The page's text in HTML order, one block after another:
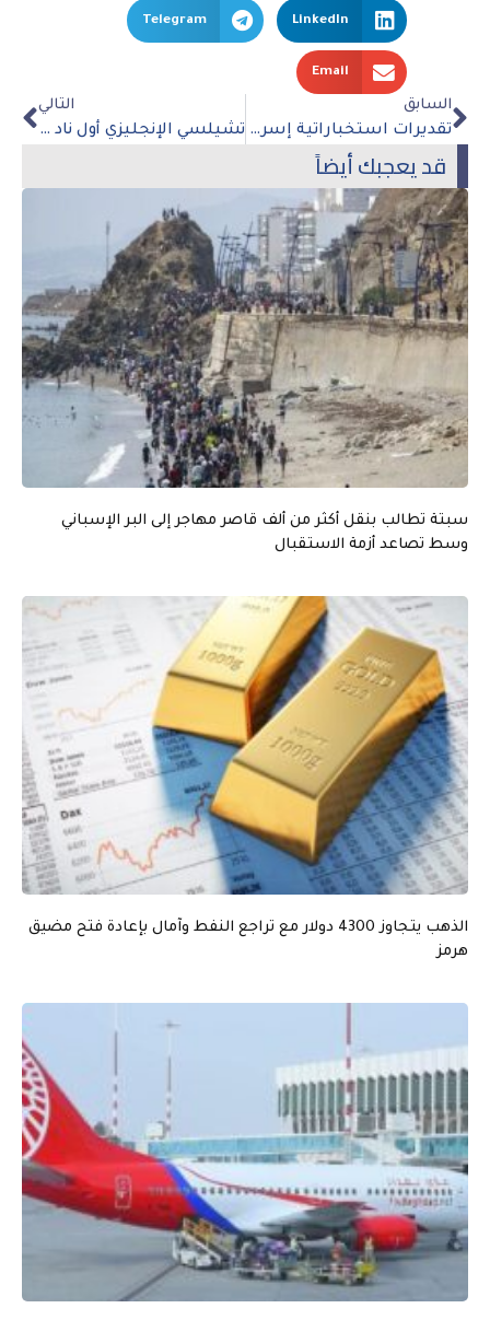
LinkedIn
Telegram
Email
السابق
تقديرات استخباراتية إسرائيلية: شهر رمضان سيكون الأكثر تفجرًا مع الفلسطينيين
التالي
تشيلسي الإنجليزي أول ناد في الدوري الإنجليزي يستضيف إفطارا مفتوحا
قد يعجبك أيضاً
سبتة تطالب بنقل أكثر من ألف قاصر مهاجر إلى البر الإسباني
وسط تصاعد أزمة الاستقبال
الذهب يتجاوز 4300 دولار مع تراجع النفط وآمال بإعادة فتح مضيق
هرمز